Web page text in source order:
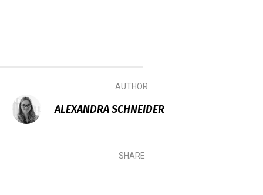
AUTHOR
ALEXANDRA SCHNEIDER
SHARE